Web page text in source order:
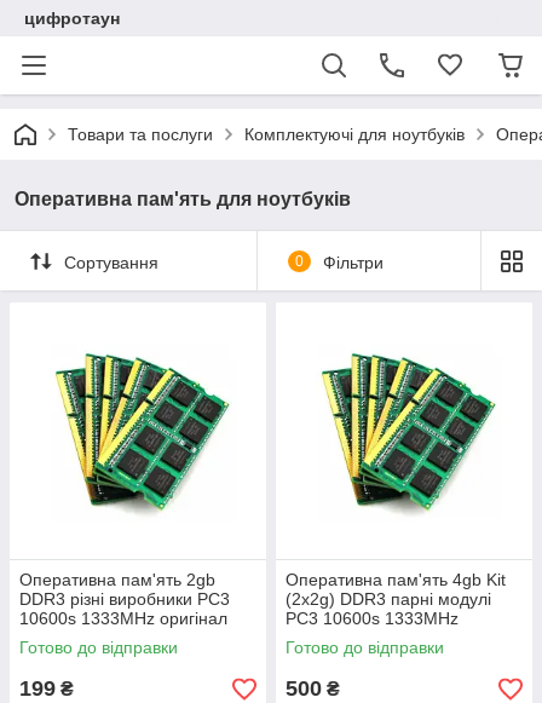
цифротаун
Товари та послуги Комплектуючі для ноутбуків
Оперативна пам'ять для ноутбуків
Сортування 0 Фільтри
Оперативна пам'ять 2gb
DDR3 різні виробники PC3
10600s 1333MHz оригінал
для ноутбуків, нетбуків бв
Готово до відправки
199 ₴
Оперативна пам'ять 4gb Kit
(2x2g) DDR3 парні модулі
PC3 10600s 1333MHz
оригінал для ноутбуків
нетбуків
Готово до відправки
500 ₴